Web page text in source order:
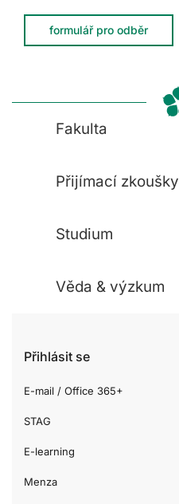
formulář pro odběr
Fakulta
Přijímací zkoušky
Studium
Věda & výzkum
Přihlásit se
E-mail / Office 365+
STAG
E-learning
Menza